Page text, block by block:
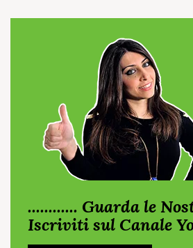
............ Guarda le
Iscriviti sul Canale